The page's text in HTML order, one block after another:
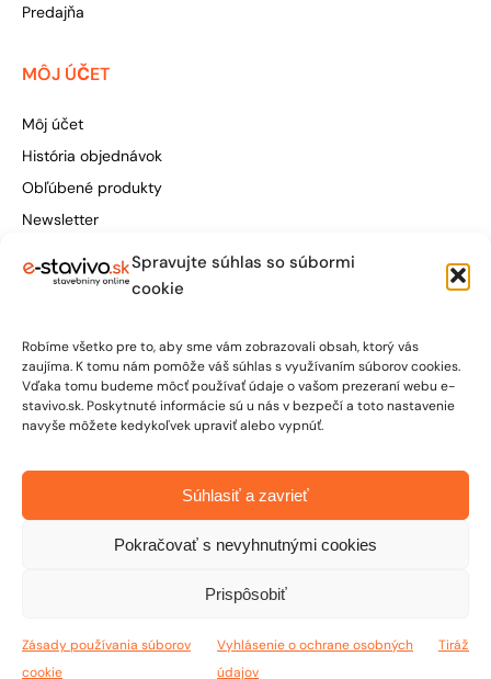
Spravujte súhlas so súbormi
cookie
Robíme všetko pre to, aby sme vám zobrazovali obsah, ktorý vás
zaujíma. K tomu nám pomôže váš súhlas s využívaním súborov cookies.
Vďaka tomu budeme môcť používať údaje o vašom prezeraní webu e-
stavivo.sk. Poskytnuté informácie sú u nás v bezpečí a toto nastavenie
navyše môžete kedykoľvek upraviť alebo vypnúť.
Súhlasiť a zavrieť
Pokračovať s nevyhnutnými cookies
Prispôsobiť
Zásady používania súborov
cookie
Vyhlásenie o ochrane osobných
údajov
Tiráž
Predajňa
MÔJ ÚČET
Môj účet
História objednávok
Obľúbené produkty
Newsletter
Štúrova 155, 949 01 Nitra
+421 948 906 050
Po-Pia: 7:00 - 15:30
So: 7:00 - 12:00
© 2026 E-STAVIVO | Stavebniny online | Všetky práva vyhradené